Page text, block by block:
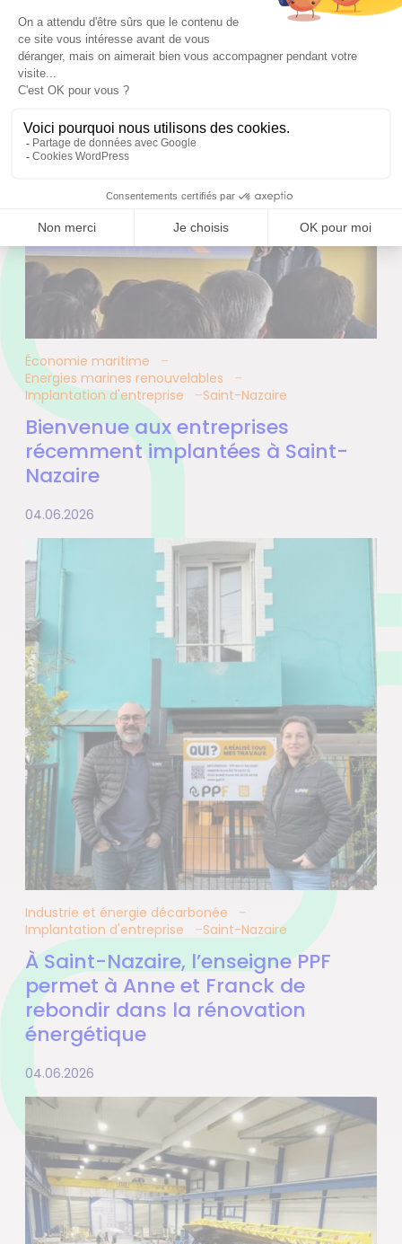
Économie maritime
Energies marines renouvelables
Implantation d'entreprise
Saint-Nazaire
Bienvenue aux entreprises
récemment implantées à Saint-
Nazaire
04.06.2026
Industrie et énergie décarbonée
Implantation d'entreprise
Saint-Nazaire
À Saint-Nazaire, l’enseigne PPF
permet à Anne et Franck de
rebondir dans la rénovation
énergétique
04.06.2026